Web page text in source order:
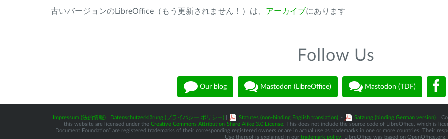
古いバージョンのLibreOffice（もう更新されません！）は、 アーカイブにあります
Follow Us
Our blog Mastodon (LibreOffice) Mastodon (TDF)
Impressum (法的情報) Datenschutzerklärung (プライバシー ポリシー) Statutes (non-binding English translation) - Satzung (binding German version)
|
this website are licensed under the Creative Commons Attribution-Share Alike 3.0 License. This does not include the source code of LibreOffice, which is
Document Foundation” are registered trademarks of their corresponding registered owners or are in actual use as trademarks in one or more countries. Their
Use thereof is explained in our trademark policy . LibreOffice was based on OpenOffice.org.